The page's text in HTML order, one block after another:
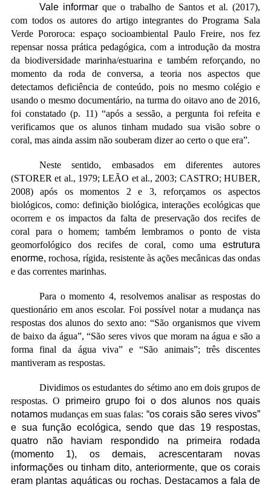
Vale informarque o trabalho de Santos et al. (2017),
com todos os autores do artigo integrantes do Programa Sala
Verde Pororoca: espaço socioambiental Paulo Freire, nos fez
repensar nossa prática pedagógica, com a introdução da mostra
da biodiversidade marinha/estuarina e também reforçando, no
momento da roda de conversa, a teoria nos aspectos que
detectamos deficiência de conteúdo, pois no mesmo colégio e
usando o mesmo documentário, na turma do oitavo ano de 2016,
foi constatado (p. 11) “após a sessão, a pergunta foi refeita e
verificamos que os alunos tinham mudado sua visão sobre o
coral, mas ainda assim não souberam dizer ao certo o que era”.
Neste sentido, embasados em diferentes autores
(STORER et al., 1979; LEÃO et al., 2003; CASTRO; HUBER,
2008) após os momentos 2 e 3, reforçamos os aspectos
biológicos, como: definição biológica, interações ecológicas que
ocorrem e os impactos da falta de preservação dos recifes de
coral para o homem; também lembramos o ponto de vista
geomorfológico dos recifes de coral, como uma estrutura
enorme, rochosa, rígida, resistente às ações mecânicas das ondas
e das correntes marinhas.
Para o momento 4, resolvemos analisar as respostas do
questionário em anos escolar. Foi possível notar a mudança nas
respostas dos alunos do sexto ano: “São organismos que vivem
de baixo da água”, “São seres vivos que moram na água e são a
forma final da água viva” e “São animais”; três discentes
mantiveram as respostas.
Dividimos os estudantes do sétimo ano em dois grupos de
respostas. O primeiro grupo foi o dos alunos nos quais
notamos mudanças em suas falas: “os corais são seres vivos”
e sua função ecológica, sendo que das 19 respostas,
quatro não haviam respondido na primeira rodada
(momento 1), os demais, acrescentaram novas
informações ou tinham dito, anteriormente, que os corais
eram plantas aquáticas ou rochas. Destacamos a fala de